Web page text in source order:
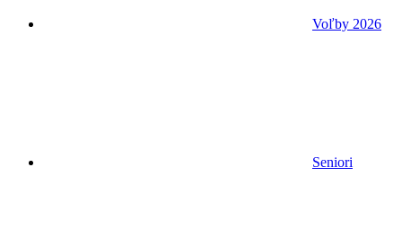
Voľby 2026
Seniori